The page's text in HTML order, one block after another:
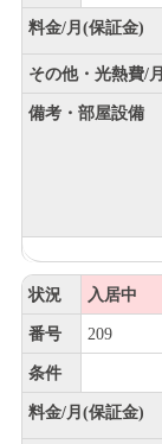
料金/月(保証金)
その他・光熱費/月
備考・部屋設備
状況 入居中
番号 209
条件
料金/月(保証金)